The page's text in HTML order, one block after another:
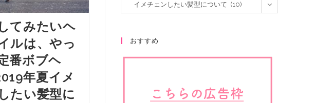
てみたいヘ
ルは、やっ
番ボブヘ
年夏イメ
たい髪型に
イメチェンしたい髪型について (10)
おすすめ